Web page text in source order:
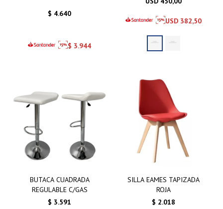
$ 4.640
$ 3.944
USD 382,50
BUTACA CUADRADA
REGULABLE C/GAS
$ 3.591
SILLA EAMES TAPIZADA
ROJA
$ 2.018